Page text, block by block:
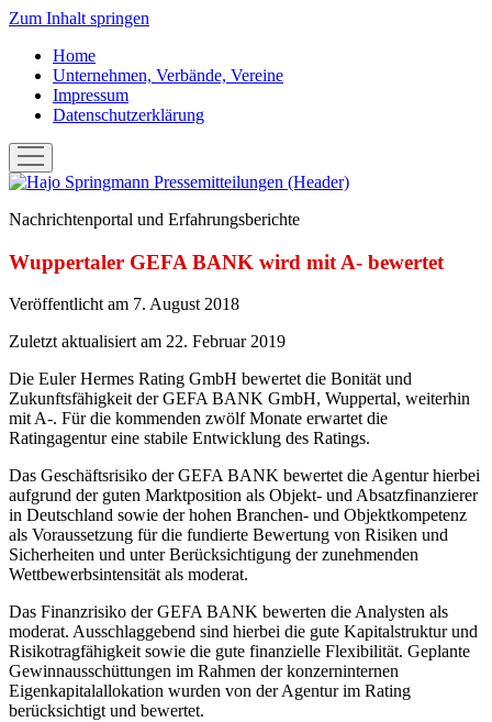
Zum Inhalt springen
Home
Unternehmen, Verbände, Vereine
Impressum
Datenschutzerklärung
Menü
öffnen
Hans-
"Hajo"
Pressemitteilungen
Nachrichtenportal und Erfahrungsberichte
Wuppertaler GEFA BANK wird mit A- bewertet
Veröffentlicht am 7. August 2018
Zuletzt aktualisiert am 22. Februar 2019
Die Euler Hermes Rating GmbH bewertet die Bonität und
Zukunftsfähigkeit der GEFA BANK GmbH, Wuppertal, weiterhin
mit A-. Für die kommenden zwölf Monate erwartet die
Ratingagentur eine stabile Entwicklung des Ratings.
Das Geschäftsrisiko der GEFA BANK bewertet die Agentur hierbei
aufgrund der guten Marktposition als Objekt- und Absatzfinanzierer
in Deutschland sowie der hohen Branchen- und Objektkompetenz
als Voraussetzung für die fundierte Bewertung von Risiken und
Sicherheiten und unter Berücksichtigung der zunehmenden
Wettbewerbsintensität als moderat.
Das Finanzrisiko der GEFA BANK bewerten die Analysten als
moderat. Ausschlaggebend sind hierbei die gute Kapitalstruktur und
Risikotragfähigkeit sowie die gute finanzielle Flexibilität. Geplante
Gewinnausschüttungen im Rahmen der konzerninternen
Eigenkapitalallokation wurden von der Agentur im Rating
berücksichtigt und bewertet.